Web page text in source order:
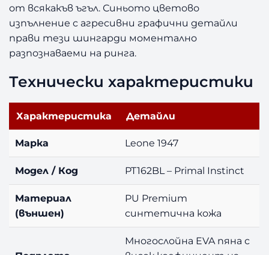
от всякакъв ъгъл. Синьото цветово
изпълнение с агресивни графични детайли
прави тези шингарди моментално
разпознаваеми на ринга.
Технически характеристики
Характеристика Детайли
Марка Leone 1947
Модел / Код PT162BL – Primal Instinct
Материал
(външен)
PU Premium
синтетична кожа
Многослойна EVA пяна с